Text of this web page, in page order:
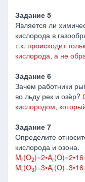
Задание 5
Является ли
кислорода в
т.к. происходит
кислорода, а не
Задание 6
Зачем работники
во льду рек и озёр?
кислородом,
Задание 7
Определите
кислорода и озона.
Mr(O2)=2•Ar(O)=2•
Mr(O3)=3•Ar(O)=3•